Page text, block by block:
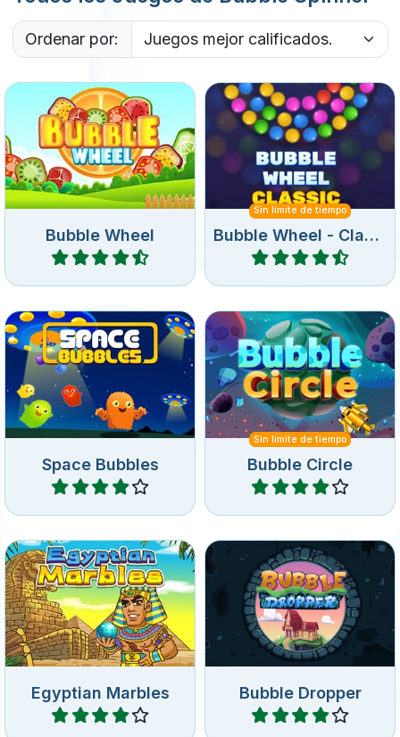
Bubble Wheel
Retira todas las burbujas de
la rueda giratoria.
Jugar
Sin límite de tiempo
Elimina todas las burbujas
de la rueda.
Jugar
Space Bubbles
Juego Bubble Shooter en el
espacio.
Jugar
Sin límite de tiempo
Bubble Circle
Dispara burbujas en un
círculo y elimina todas las
burbujas.
Jugar
Egyptian Marbles
en el Antiguo Egipto:
dispara al grupo rotativo de
burbujas.
Jugar
Bubble Dropper
Deja caer burbujas y
combina 3 o más iguales en
el aro.
Jugar